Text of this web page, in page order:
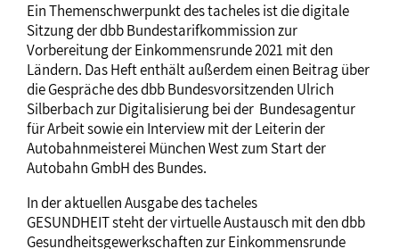
Ein Themenschwerpunkt des tacheles ist die digitale
Sitzung der dbb Bundestarifkommission zur
Vorbereitung der Einkommensrunde 2021 mit den
Ländern. Das Heft enthält außerdem einen Beitrag über
die Gespräche des dbb Bundesvorsitzenden Ulrich
Silberbach zur Digitalisierung bei der Bundesagentur
für Arbeit sowie ein Interview mit der Leiterin der
Autobahnmeisterei München West zum Start der
Autobahn GmbH des Bundes.
In der aktuellen Ausgabe des tacheles
GESUNDHEIT steht der virtuelle Austausch mit den dbb
Gesundheitsgewerkschaften zur Einkommensrunde